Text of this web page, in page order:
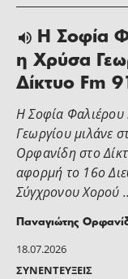
18.07.2026
ΣΥΝΕΝΤΕΎΞΕΙΣ
Η Σοφία
η Χρύσα
Δίκτυο Fm
Η Σοφία Φαλιέρου
Γεωργίου μιλάνε
Ορφανίδη στο
αφορμή το 16ο
Σύγχρονου Χορού
Παναγιώτης